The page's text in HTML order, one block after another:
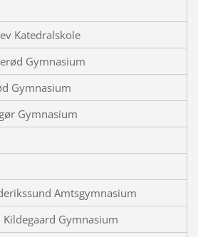
Katedralskole
Gymnasium
Gymnasium
Gymnasium
Amtsgymnasium
Gymnasium